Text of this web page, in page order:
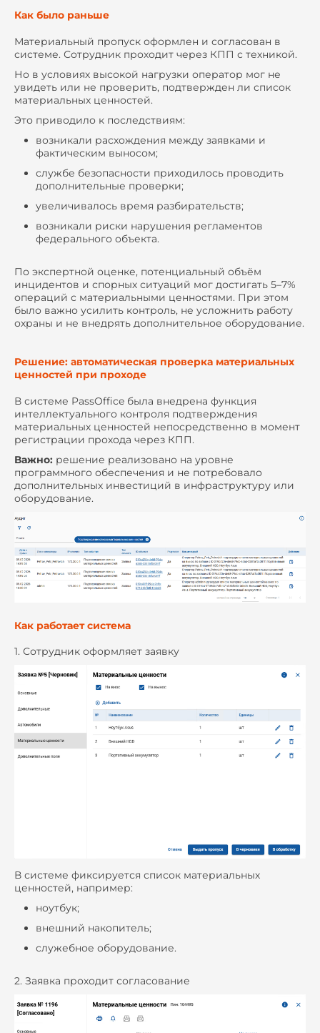
Как было раньше
Материальный пропуск оформлен и согласован в
системе. Сотрудник проходит через КПП с техникой.
Но в условиях высокой нагрузки оператор мог не
увидеть или не проверить, подтвержден ли список
материальных ценностей.
Это приводило к последствиям:
возникали расхождения между заявками и
фактическим выносом;
службе безопасности приходилось проводить
дополнительные проверки;
увеличивалось время разбирательств;
возникали риски нарушения регламентов
федерального объекта.
По экспертной оценке, потенциальный объём
инцидентов и спорных ситуаций мог достигать 5–7%
операций с материальными ценностями. При этом
было важно усилить контроль, не усложнить работу
охраны и не внедрять дополнительное оборудование.
Решение: автоматическая проверка материальных
ценностей при проходе
В системе PassOffice была внедрена функция
интеллектуального контроля подтверждения
материальных ценностей непосредственно в момент
регистрации прохода через КПП.
Важно: решение реализовано на уровне
программного обеспечения и не потребовало
дополнительных инвестиций в инфраструктуру или
оборудование.
Как работает система
1. Сотрудник оформляет заявку
В системе фиксируется список материальных
ценностей, например:
ноутбук;
внешний накопитель;
служебное оборудование.
2. Заявка проходит согласование